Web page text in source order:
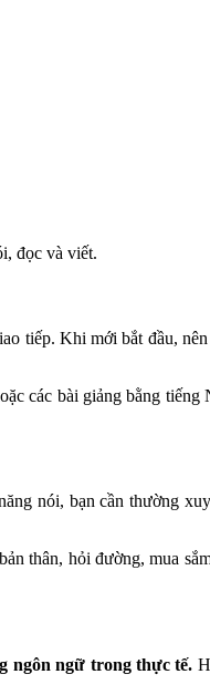
đọc và viết.
tiếp. Khi mới bắt đầu,
các bài giảng bằng
nói, bạn cần thường
thân, hỏi đường, mua
ngôn ngữ trong thực tế.